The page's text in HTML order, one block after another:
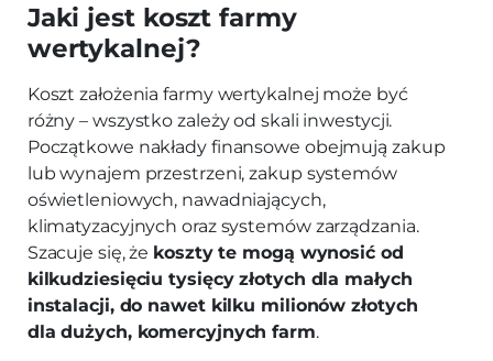
Jaki jest koszt farmy
wertykalnej?
Koszt założenia farmy wertykalnej może być
różny – wszystko zależy od skali inwestycji.
Początkowe nakłady finansowe obejmują zakup
lub wynajem przestrzeni, zakup systemów
oświetleniowych, nawadniających,
klimatyzacyjnych oraz systemów zarządzania.
Szacuje się, że koszty te mogą wynosić od
kilkudziesięciu tysięcy złotych dla małych
instalacji, do nawet kilku milionów złotych
dla dużych, komercyjnych farm.